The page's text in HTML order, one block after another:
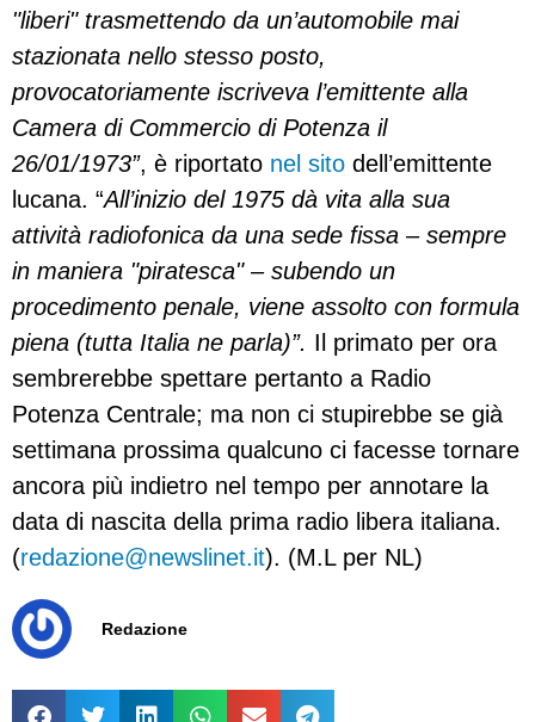
"liberi" trasmettendo da un’automobile mai
stazionata nello stesso posto,
provocatoriamente iscriveva l’emittente alla
Camera di Commercio di Potenza il
26/01/1973”, è riportato nel sito dell’emittente
lucana. “All’inizio del 1975 dà vita alla sua
attività radiofonica da una sede fissa – sempre
in maniera "piratesca" – subendo un
procedimento penale, viene assolto con formula
piena (tutta Italia ne parla)”. Il primato per ora
sembrerebbe spettare pertanto a Radio
Potenza Centrale; ma non ci stupirebbe se già
settimana prossima qualcuno ci facesse tornare
ancora più indietro nel tempo per annotare la
data di nascita della prima radio libera italiana.
(redazione@newslinet.it). (M.L per NL)
Redazione